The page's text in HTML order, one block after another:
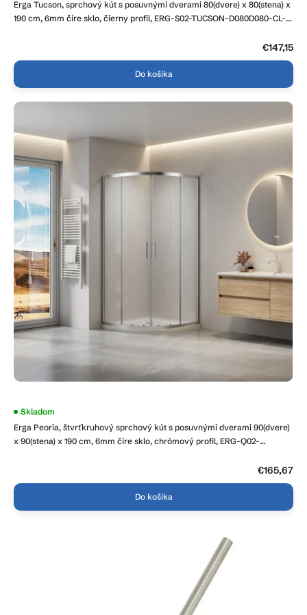
Erga Tucson, sprchový kút s posuvnými dverami 80(dvere) x 80(stena) x
190 cm, 6mm číre sklo, čierny profil, ERG-S02-TUCSON-D080D080-CL-
produktu
je
€147,15
Do košíka
Erga Peoria, štvrťkruhový sprchový kút s posuvnými dverami 90(dvere)
x 90(stena) x 190 cm, 6mm číre sklo, chrómový profil, ERG-Q02-
Skladom
€165,67
Do košíka